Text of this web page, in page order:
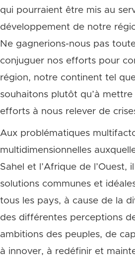
qui pourraient être mis au
développement de notre
Ne gagnerions-nous pas
conjuguer nos efforts pour
région, notre continent tel
souhaitons plutôt qu’à
efforts à nous relever de
Aux problématiques
multidimensionnelles
Sahel et l’Afrique de l’Ouest,
solutions communes et
tous les pays, à cause de la
des différentes perceptions
ambitions des peuples, de
à innover, à redéfinir et